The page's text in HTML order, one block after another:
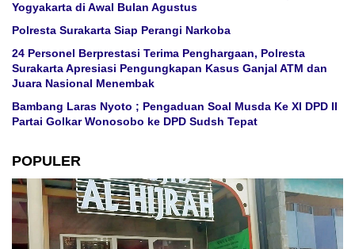
Yogyakarta di Awal Bulan Agustus
Polresta Surakarta Siap Perangi Narkoba
24 Personel Berprestasi Terima Penghargaan, Polresta
Surakarta Apresiasi Pengungkapan Kasus Ganjal ATM dan
Juara Nasional Menembak
Bambang Laras Nyoto ; Pengaduan Soal Musda Ke XI DPD II
Partai Golkar Wonosobo ke DPD Sudsh Tepat
POPULER